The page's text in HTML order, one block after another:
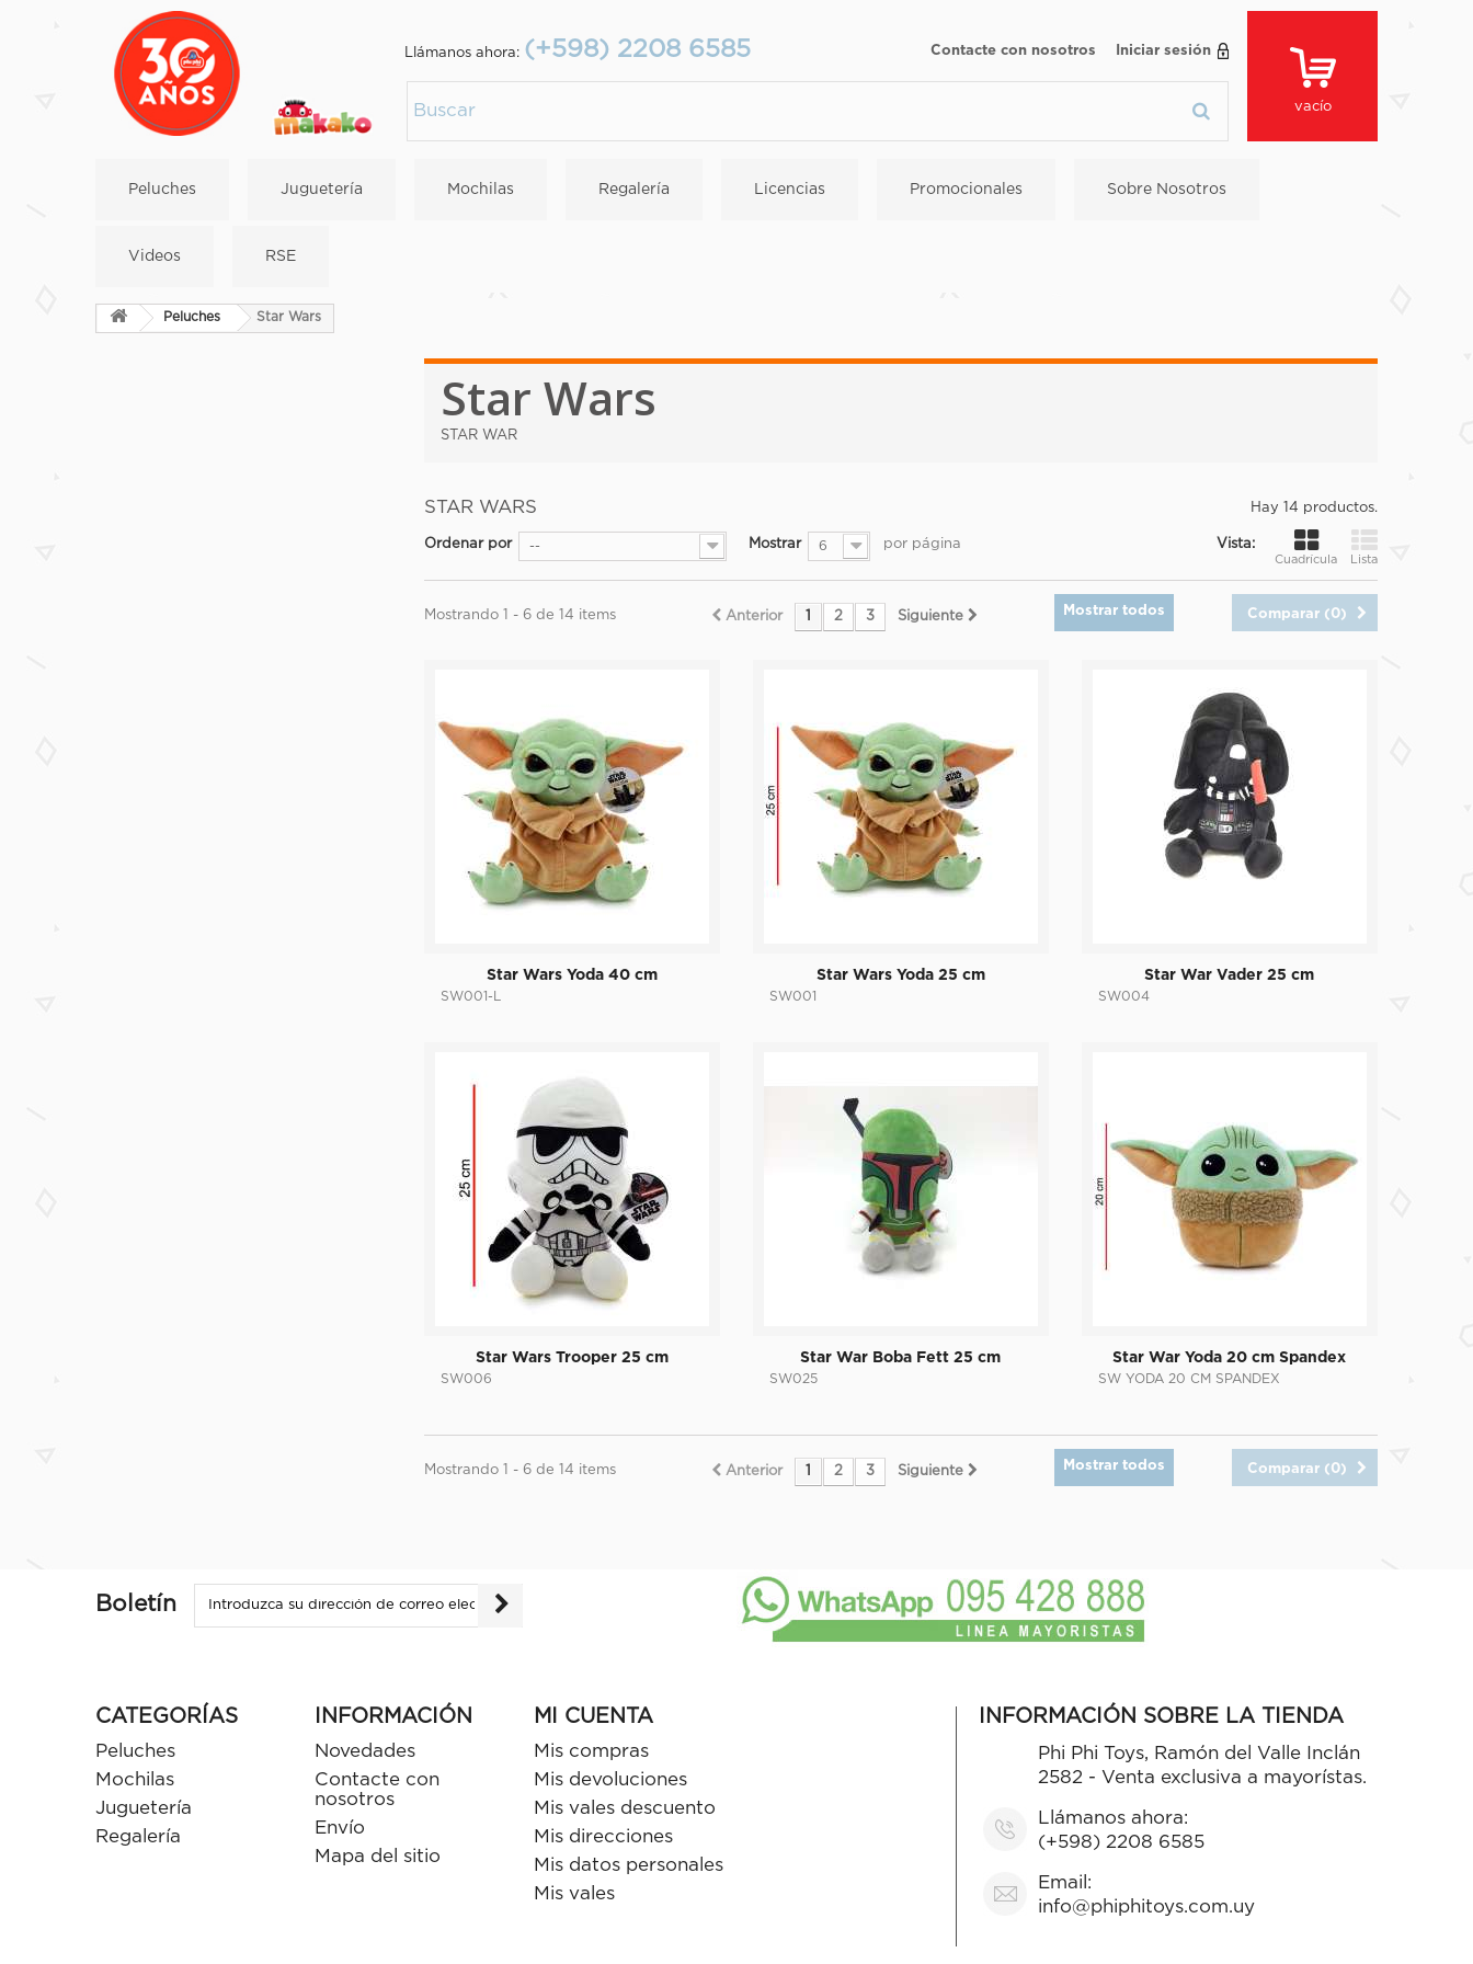
Iniciar sesión
Contacte con nosotros
Llámanos ahora: (+598) 2208 6585
vacío
Peluches Juguetería Mochilas Regalería Licencias Promocionales Sobre Nosotros
Videos RSE
Peluches Star Wars
Star Wars
STAR WAR
STAR WARS Hay 14 productos.
Vista:
Cuadrícula Lista
Ordenar por -- Mostrar 6 por página
Comparar (0)
Mostrar todos
Anterior 2 3 Siguiente
Mostrando 1 - 6 de 14 items
Star Wars Yoda 40 cm
SW001-L
Star Wars Yoda 25 cm
SW001
Star War Vader 25 cm
SW004
Star Wars Trooper 25 cm
SW006
Star War Boba Fett 25 cm
SW025
Star War Yoda 20 cm Spandex
SW YODA 20 CM SPANDEX
Comparar (0)
Mostrar todos
Anterior 2 3 Siguiente
Mostrando 1 - 6 de 14 items
Boletín
CATEGORÍAS
Peluches
Mochilas
Juguetería
Regalería
INFORMACIÓN
Novedades
Contacte con
nosotros
Envío
Mapa del sitio
MI CUENTA
Mis compras
Mis devoluciones
Mis vales descuento
Mis direcciones
Mis datos personales
Mis vales
INFORMACIÓN SOBRE LA TIENDA
Phi Phi Toys, Ramón del Valle Inclán
2582 - Venta exclusiva a mayorístas.
Llámanos ahora:
(+598) 2208 6585
Email:
info@phiphitoys.com.uy